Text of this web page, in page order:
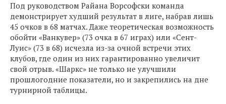
Под руководством Райана Ворсофски команда
демонстрирует худший результат в лиге, набрав лишь
45 очков в 68 матчах. Даже теоретическая возможность
обойти «Ванкувер» (73 очка в 67 играх) или «Сент-
Луис» (73 в 68) исчезла из-за очной встречи этих
клубов, где один из них гарантированно увеличит
свой отрыв. «Шаркс» не только не улучшили
прошлогодние показатели, но и закрепились на дне
турнирной таблицы.